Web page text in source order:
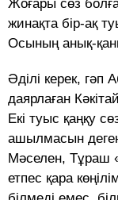
Жоғары сөз
жинақта бір-ақ
Осының анық-
Әділі керек, гәп
даярлаған
Екі туыс қаңқу
ашылмасын
Мәселен, Тұраш
етпес қара